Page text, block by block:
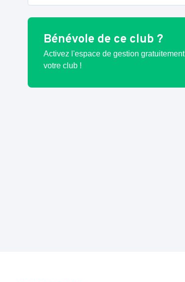
Bénévole de ce club ?
Activez l'espace de gestion
votre club !